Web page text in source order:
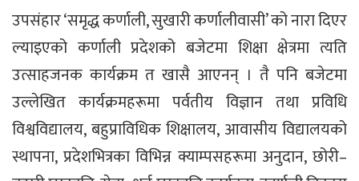
उपसंहार ‘समृद्ध कर्णाली, सुखारी कर्णालीवासी’ को नारा दिएर
ल्याइएको कर्णाली प्रदेशको बजेटमा शिक्षा क्षेत्रमा त्यति
उत्साहजनक कार्यक्रम त खासै आएनन् । तै पनि बजेटमा
उल्लेखित कार्यक्रमहरूमा पर्वतीय विज्ञान तथा प्रविधि
विश्वविद्यालय, बहुप्राविधिक शिक्षालय, आवासीय विद्यालयको
स्थापना, प्रदेशभित्रका विभिन्न क्याम्पसहरूमा अनुदान, छोरी–